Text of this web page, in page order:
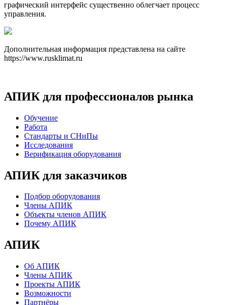
графический интерфейс существенно облегчает процесс
управления.
Дополнительная информация представлена на сайте
https://www.rusklimat.ru
АПИК для профессионалов рынка
Обучение
Работа
Стандарты и СНиПы
Исследования
Верификация оборудования
АПИК для заказчиков
Подбор оборудования
Члены АПИК
Объекты членов АПИК
Почему АПИК
АПИК
Об АПИК
Члены АПИК
Проекты АПИК
Возможности
Партнёры